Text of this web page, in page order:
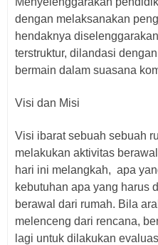
dengan melaksanakan
hendaknya
terstruktur, dilandasi
bermain dalam suasana
Visi dan Misi
Visi ibarat sebuah sebuah
melakukan aktivitas
hari ini melangkah, apa
kebutuhan apa yang harus
berawal dari rumah. Bila
melenceng dari rencana,
lagi untuk dilakukan